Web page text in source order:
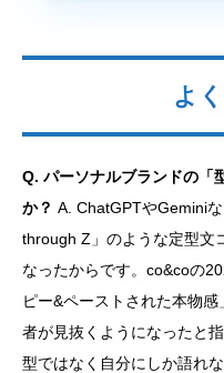
よ
Q. パーソナルブランドの「
か？ A. ChatGPTやGemini
through Z」のような定型文
なったからです。co&coの
ピー&ペーストされた本物
者が見抜くようになったと
型ではなく自分にしか語れ